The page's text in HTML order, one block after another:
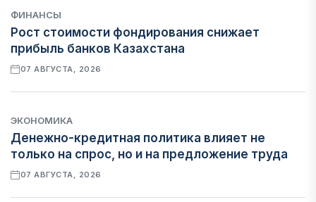
ФИНАНСЫ
Рост стоимости фондирования снижает
прибыль банков Казахстана
07 АВГУСТА, 2026
ЭКОНОМИКА
Денежно-кредитная политика влияет не
только на спрос, но и на предложение труда
07 АВГУСТА, 2026